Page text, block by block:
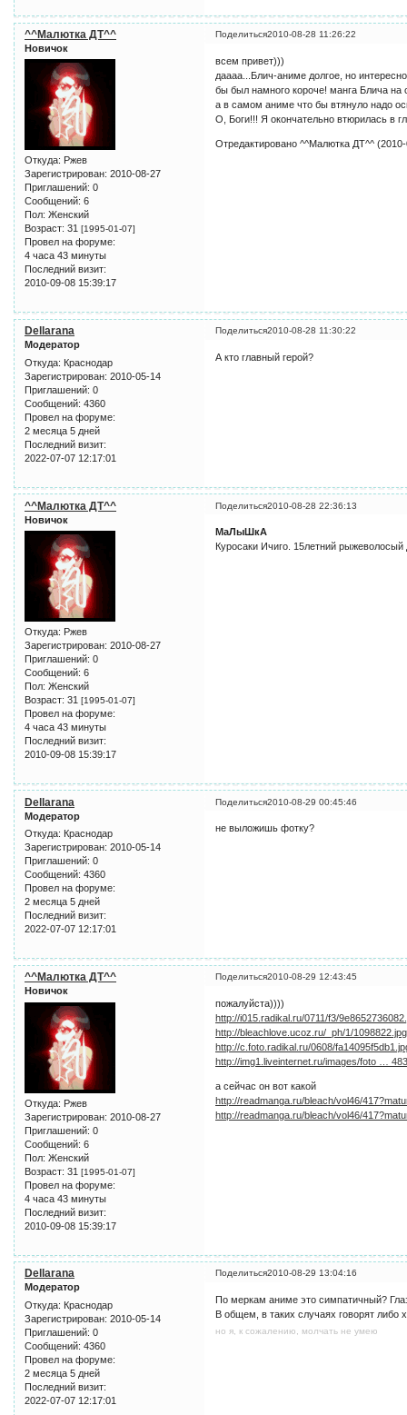
Поделиться2010-08-28 11:26:22
^^Малютка ДТ^^
Новичок
Откуда: Ржев
Зарегистрирован: 2010-08-27
Приглашений: 0
Сообщений: 6
Пол: Женский
Возраст: 31 [1995-01-07]
Провел на форуме:
4 часа 43 минуты
Последний визит:
2010-09-08 15:39:17
всем привет)))
даааа...Блич-аниме долгое, но
бы был намного короче! манга Блича на
а в самом аниме что бы втянуло надо
О, Боги!!! Я окончательно втюрилась в
Отредактировано ^^Малютка ДТ^^
Поделиться2010-08-28 11:30:22
Dellarana
Модератор
Откуда: Краснодар
Зарегистрирован: 2010-05-14
Приглашений: 0
Сообщений: 4360
Провел на форуме:
2 месяца 5 дней
Последний визит:
2022-07-07 12:17:01
А кто главный герой?
Поделиться2010-08-28 22:36:13
^^Малютка ДТ^^
Новичок
Откуда: Ржев
Зарегистрирован: 2010-08-27
Приглашений: 0
Сообщений: 6
Пол: Женский
Возраст: 31 [1995-01-07]
Провел на форуме:
4 часа 43 минуты
Последний визит:
2010-09-08 15:39:17
МаЛыШкА
Куросаки Ичиго. 15летний рыжеволосый
Поделиться2010-08-29 00:45:46
Dellarana
Модератор
Откуда: Краснодар
Зарегистрирован: 2010-05-14
Приглашений: 0
Сообщений: 4360
Провел на форуме:
2 месяца 5 дней
Последний визит:
2022-07-07 12:17:01
не выложишь фотку?
Поделиться2010-08-29 12:43:45
^^Малютка ДТ^^
Новичок
Откуда: Ржев
Зарегистрирован: 2010-08-27
Приглашений: 0
Сообщений: 6
Пол: Женский
Возраст: 31 [1995-01-07]
Провел на форуме:
4 часа 43 минуты
Последний визит:
2010-09-08 15:39:17
пожалуйста))))
http://i015.radikal.ru/0711/f3/
http://bleachlove.ucoz.ru/_ph/1/1098822.jpg
http://c.foto.radikal.ru/0608/
http://img1.liveinternet.ru/images/foto …
а сейчас он вот какой
http://readmanga.ru/bleach/vol46/
http://readmanga.ru/bleach/vol46/
Поделиться2010-08-29 13:04:16
Dellarana
Модератор
Откуда: Краснодар
Зарегистрирован: 2010-05-14
Приглашений: 0
Сообщений: 4360
Провел на форуме:
2 месяца 5 дней
Последний визит:
2022-07-07 12:17:01
По меркам аниме это симпатичный?
В общем, в таких случаях говорят либо
но я, к сожалению, молчать не умею